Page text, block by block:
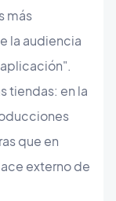
más
la audiencia
tiendas: en la
que en
externo de